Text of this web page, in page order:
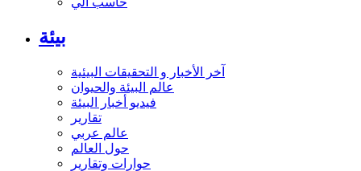
بيئة
آخر الأخبار و التحقيقات البيئية
عالم البيئة والحيوان
فيديو أخبار البيئة
تقارير
عالم عربي
حول العالم
حوارات وتقارير